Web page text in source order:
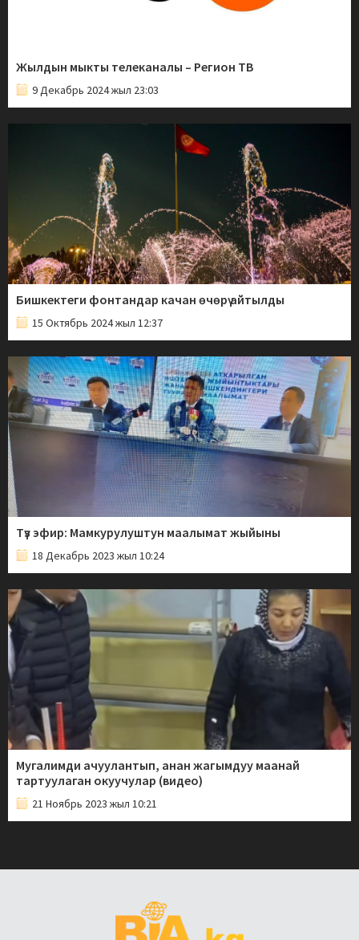
Жылдын мыкты телеканалы – Регион ТВ
9 Декабрь 2024 жыл 23:03
Бишкектеги фонтандар качан өчөрү айтылды
15 Октябрь 2024 жыл 12:37
Түз эфир: Мамкурулуштун маалымат жыйыны
18 Декабрь 2023 жыл 10:24
Мугалимди ачуулантып, анан жагымдуу маанай
тартуулаган окуучулар (видео)
21 Ноябрь 2023 жыл 10:21